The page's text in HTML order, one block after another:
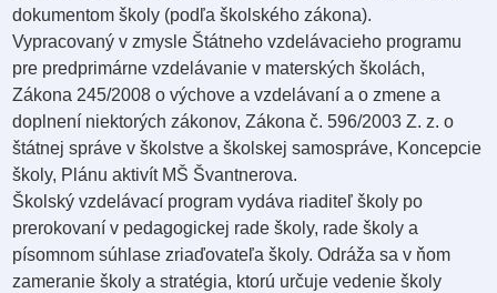
dokumentom školy (podľa školského zákona).
Vypracovaný v zmysle Štátneho vzdelávacieho programu
pre predprimárne vzdelávanie v materských školách,
Zákona 245/2008 o výchove a vzdelávaní a o zmene a
doplnení niektorých zákonov, Zákona č. 596/2003 Z. z. o
štátnej správe v školstve a školskej samospráve, Koncepcie
školy, Plánu aktivít MŠ Švantnerova.
Školský vzdelávací program vydáva riaditeľ školy po
prerokovaní v pedagogickej rade školy, rade školy a
písomnom súhlase zriaďovateľa školy. Odráža sa v ňom
zameranie školy a stratégia, ktorú určuje vedenie školy